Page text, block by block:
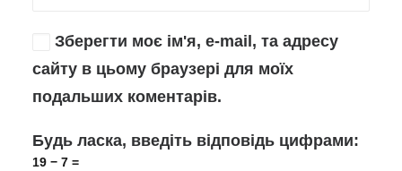
Зберегти моє ім'я, e-mail, та адресу
сайту в цьому браузері для моїх
подальших коментарів.
Будь ласка, введіть відповідь цифрами:
19 − 7 =